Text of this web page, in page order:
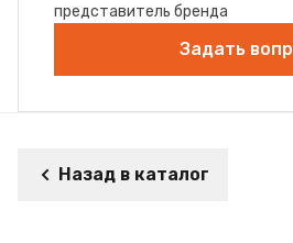
представитель бренда
Задать
Назад в каталог